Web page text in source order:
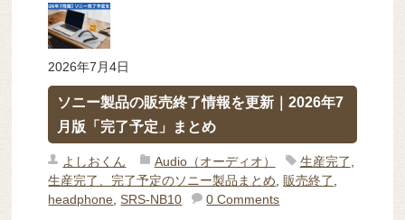
2026年7月4日
ソニー製品の販売終了情報を更新｜2026年7
月版「完了予定」まとめ
よしおくん Audio（オーディオ） 生産完了
生産完了、完了予定のソニー製品まとめ
販売終了
headphone ,SRS-NB10 0 Comments